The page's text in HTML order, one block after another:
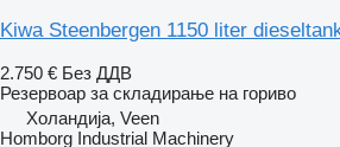
Kiwa Steenbergen 1150 liter
2.750 € Без ДДВ
Резервоар за складирање на гориво
Холандија, Veen
Homborg Industrial Machinery